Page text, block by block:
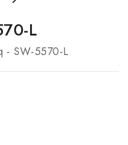
L
- SW-5570-L